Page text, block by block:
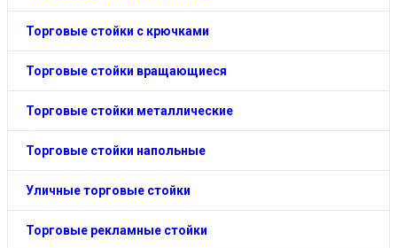
Торговые стойки с крючками
Торговые стойки вращающиеся
Торговые стойки металлические
Торговые стойки напольные
Уличные торговые стойки
Торговые рекламные стойки